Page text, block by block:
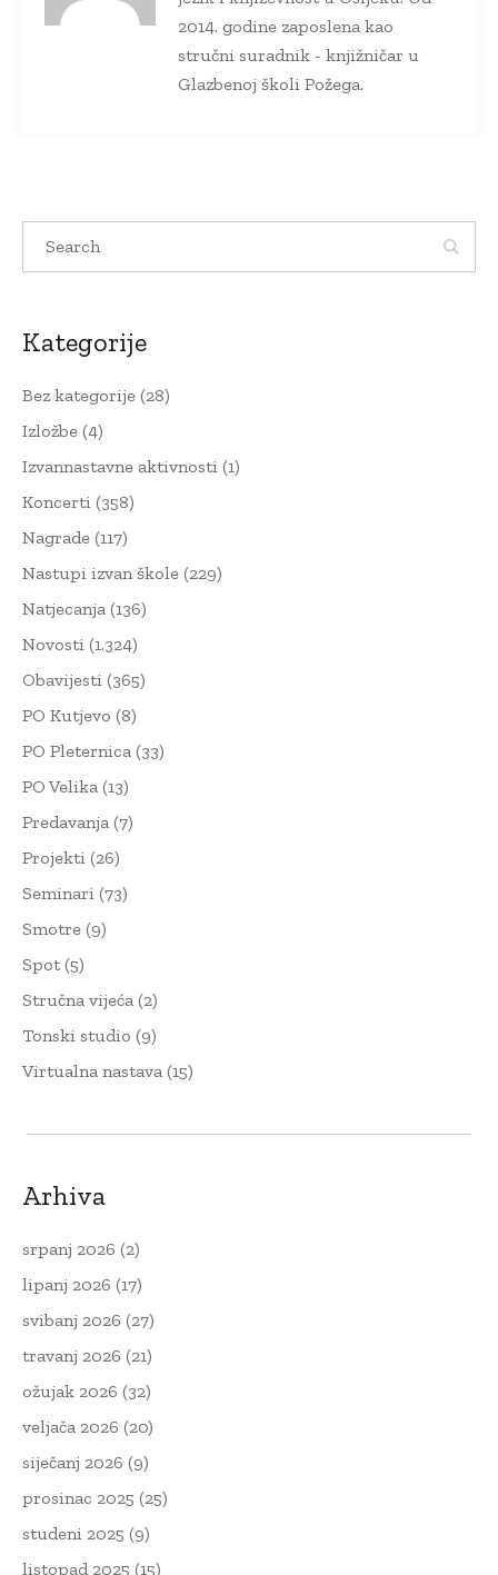
2014. godine zaposlena kao
stručni suradnik - knjižničar u
Glazbenoj školi Požega.
Kategorije
Bez kategorije (28)
Izložbe (4)
Izvannastavne aktivnosti (1)
Koncerti (358)
Nagrade (117)
Nastupi izvan škole (229)
Natjecanja (136)
Novosti (1.324)
Obavijesti (365)
PO Kutjevo (8)
PO Pleternica (33)
PO Velika (13)
Predavanja (7)
Projekti (26)
Seminari (73)
Smotre (9)
Spot(5)
Stručna vijeća (2)
Tonski studio (9)
Virtualna nastava (15)
Arhiva
srpanj 2026 (2)
lipanj 2026 (17)
svibanj 2026 (27)
travanj 2026 (21)
ožujak 2026 (32)
veljača 2026 (20)
siječanj 2026 (9)
prosinac 2025 (25)
studeni 2025 (9)
listopad 2025 (15)